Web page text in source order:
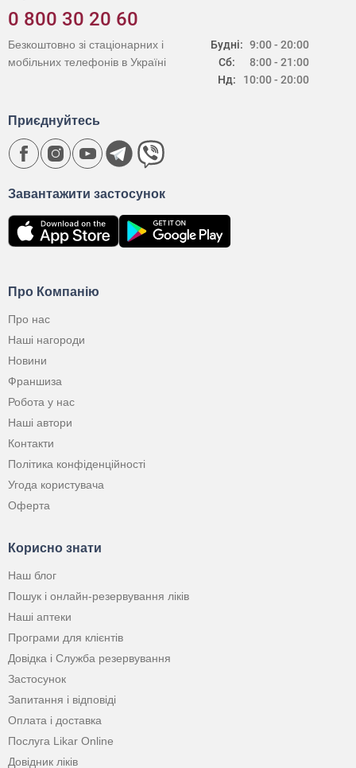
0 800 30 20 60
Будні:
Сб:
Нд:
9:00 - 20:00
8:00 - 21:00
10:00 - 20:00
Безкоштовно зі стаціонарних і
мобільних телефонів в Україні
Про Компанію
Про нас
Наші нагороди
Новини
Франшиза
Робота у нас
Наші автори
Контакти
Політика конфіденційності
Угода користувача
Оферта
Корисно знати
Наш блог
Пошук і онлайн-резервування ліків
Наші аптеки
Програми для клієнтів
Довідка і Служба резервування
Застосунок
Запитання і відповіді
Оплата і доставка
Послуга Likar Online
Довідник ліків
Завантажити застосунок
Приєднуйтесь